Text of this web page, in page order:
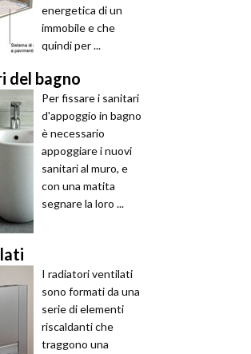
energetica di un
immobile e che
quindi per ...
del bagno
Per fissare i sanitari
d'appoggio in bagno
è necessario
appoggiare i nuovi
sanitari al muro, e
con una matita
segnare la loro ...
I radiatori ventilati
sono formati da una
serie di elementi
riscaldanti che
traggono una